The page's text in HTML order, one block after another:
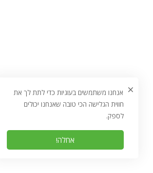
אנחנו משתמשים בעוגיות כדי לתת לך את
חווית הגלישה הכי טובה שאנחנו יכולים
לספק.
אחלה!